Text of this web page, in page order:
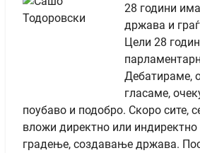
28 години
држава и
Цели 28
Дебатираме,
гласаме,
поубаво и подобро. Скоро сите,
вложи директно или индиректно
градење, создавање држава.